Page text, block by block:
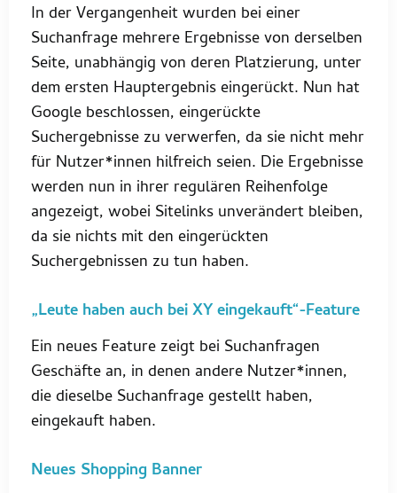
In der Vergangenheit wurden bei einer
Suchanfrage mehrere Ergebnisse von derselben
Seite, unabhängig von deren Platzierung, unter
dem ersten Hauptergebnis eingerückt. Nun hat
Google beschlossen, eingerückte
Suchergebnisse zu verwerfen, da sie nicht mehr
für Nutzer*innen hilfreich seien. Die Ergebnisse
werden nun in ihrer regulären Reihenfolge
angezeigt, wobei Sitelinks unverändert bleiben,
da sie nichts mit den eingerückten
Suchergebnissen zu tun haben.
„Leute haben auch bei XY eingekauft“-Feature
Ein neues Feature zeigt bei Suchanfragen
Geschäfte an, in denen andere Nutzer*innen,
die dieselbe Suchanfrage gestellt haben,
eingekauft haben.
Neues Shopping Banner